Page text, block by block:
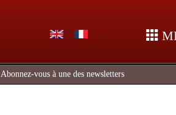
Abonnez-vous à une des newsletters